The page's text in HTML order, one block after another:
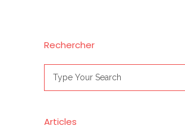
Rechercher
for:
Articles